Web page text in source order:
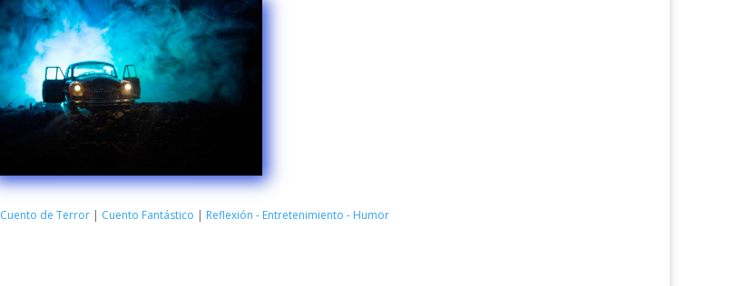
Cuento de Terror | Cuento Fantástico | Reflexión - Entretenimiento - Humor